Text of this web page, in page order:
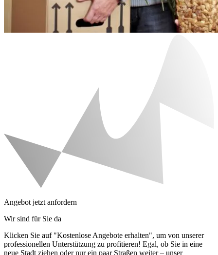
Angebot jetzt anfordern
Wir sind für Sie da
Klicken Sie auf "Kostenlose Angebote erhalten", um von unserer
professionellen Unterstützung zu profitieren! Egal, ob Sie in eine
neue Stadt ziehen oder nur ein paar Straßen weiter – unser